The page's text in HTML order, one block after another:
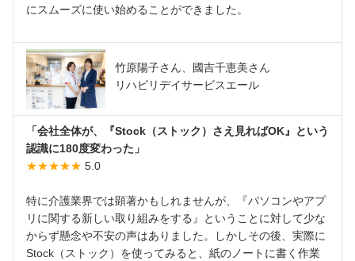
にスムーズに使い始めることができました。
竹原陽子さん、國吉千恵美さん
リハビリデイサービスエール
「会社全体が、『Stock（ストック）さえ見ればOK』という
認識に180度変わった」
★★★★★ 5.0
特に介護業界では顕著かもしれませんが、『パソコンやアプ
リに関する新しい取り組みをする』ということに対して少な
からず懸念や不安の声はありました。しかしその後、実際に
Stock（ストック）を使ってみると、紙のノートに書く作業